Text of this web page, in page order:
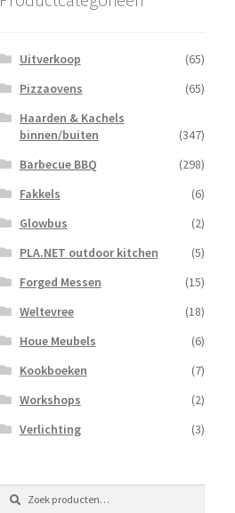
Uitverkoop
(65)
Pizzaovens
(65)
Haarden & Kachels
binnen/buiten
(347)
Barbecue BBQ
(298)
Fakkels
(6)
Glowbus
(2)
PLA.NET outdoor kitchen
(5)
Forged Messen
(15)
Weltevree
(18)
Houe Meubels
(6)
Kookboeken
(7)
Workshops
(2)
Verlichting
(3)
Zoeken
naar:
Zoeken